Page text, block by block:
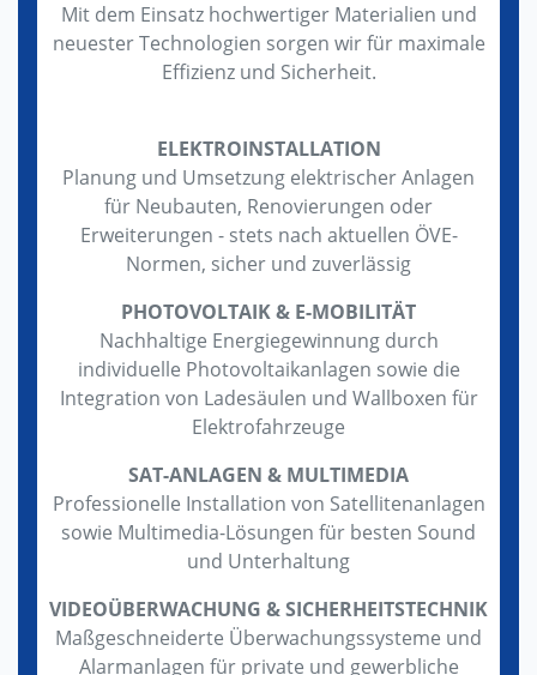
Mit dem Einsatz hochwertiger Materialien und
neuester Technologien sorgen wir für maximale
Effizienz und Sicherheit.
ELEKTROINSTALLATION
Planung und Umsetzung elektrischer Anlagen
für Neubauten, Renovierungen oder
Erweiterungen - stets nach aktuellen ÖVE-
Normen, sicher und zuverlässig
PHOTOVOLTAIK & E-MOBILITÄT
Nachhaltige Energiegewinnung durch
individuelle Photovoltaikanlagen sowie die
Integration von Ladesäulen und Wallboxen für
Elektrofahrzeuge
SAT-ANLAGEN & MULTIMEDIA
Professionelle Installation von Satellitenanlagen
sowie Multimedia-Lösungen für besten Sound
und Unterhaltung
VIDEOÜBERWACHUNG & SICHERHEITSTECHNIK
Maßgeschneiderte Überwachungssysteme und
Alarmanlagen für private und gewerbliche